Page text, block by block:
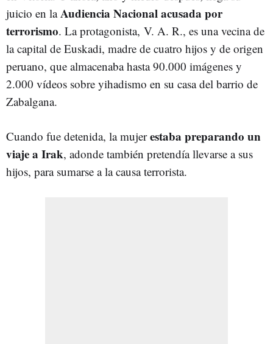
juicio en laAudiencia Nacional acusada por
terrorismo. La protagonista, V. A. R., es una vecina de
la capital de Euskadi, madre de cuatro hijos y de origen
peruano, que almacenaba hasta 90.000 imágenes y
2.000 vídeos sobre yihadismo en su casa del barrio de
Zabalgana.
Cuando fue detenida, la mujerestaba preparando un
viaje a Irak, adonde también pretendía llevarse a sus
hijos, para sumarse a la causa terrorista.